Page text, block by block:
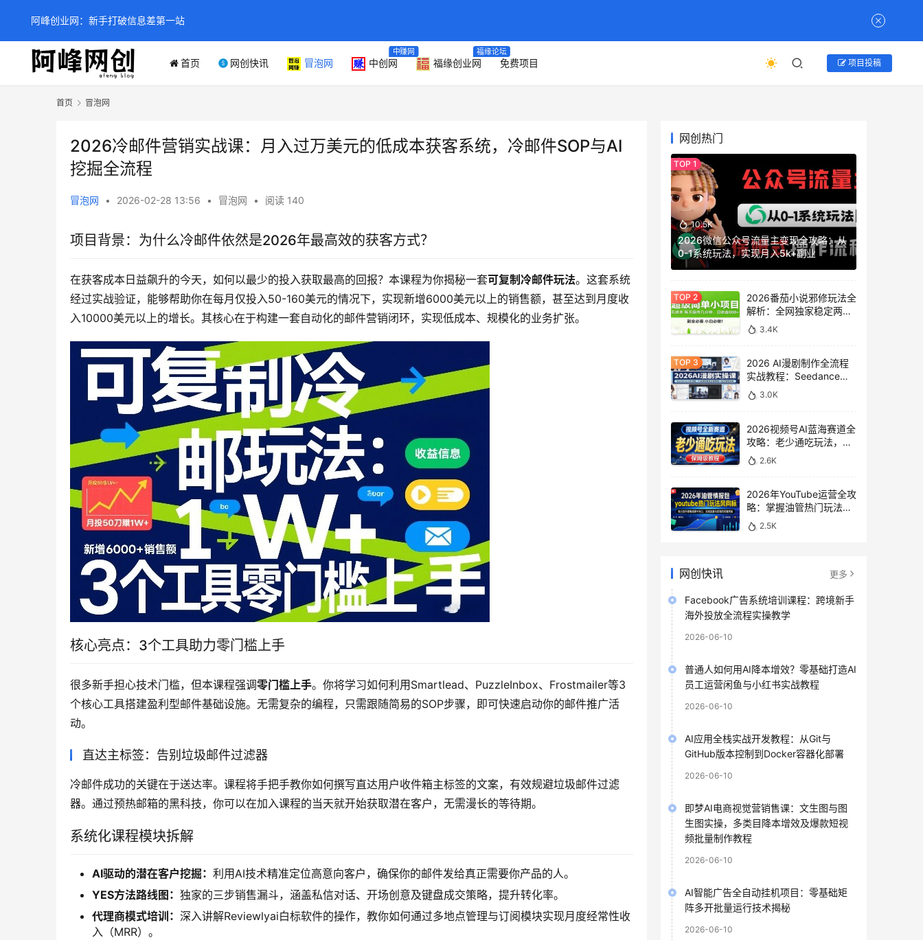
首页 网创快讯 冒泡网 中创网
中赚网
福缘创业网
福缘论坛
免费项目 项目投稿
首页 冒泡网
2026冷邮件营销实战课：月入过万美元的低成本获客系统，冷邮件SOP与AI
挖掘全流程
冒泡网 • 2026-02-28 13:56 • 冒泡网 • 阅读 140
项目背景：为什么冷邮件依然是2026年最高效的获客方式？
在获客成本日益飙升的今天，如何以最少的投入获取最高的回报？本课程为你揭秘一套可复制冷邮件玩法。这套系统
经过实战验证，能够帮助你在每月仅投入50-160美元的情况下，实现新增6000美元以上的销售额，甚至达到月度收
入10000美元以上的增长。其核心在于构建一套自动化的邮件营销闭环，实现低成本、规模化的业务扩张。
核心亮点：3个工具助力零门槛上手
很多新手担心技术门槛，但本课程强调零门槛上手。你将学习如何利用Smartlead、PuzzleInbox、Frostmailer等3
个核心工具搭建盈利型邮件基础设施。无需复杂的编程，只需跟随简易的SOP步骤，即可快速启动你的邮件推广活
动。
直达主标签：告别垃圾邮件过滤器
冷邮件成功的关键在于送达率。课程将手把手教你如何撰写直达用户收件箱主标签的文案，有效规避垃圾邮件过滤
器。通过预热邮箱的黑科技，你可以在加入课程的当天就开始获取潜在客户，无需漫长的等待期。
系统化课程模块拆解
AI驱动的潜在客户挖掘： 利用AI技术精准定位高意向客户，确保你的邮件发给真正需要你产品的人。
YES方法路线图： 独家的三步销售漏斗，涵盖私信对话、开场创意及键盘成交策略，提升转化率。
代理商模式培训： 深入讲解Reviewlyai白标软件的操作，教你如何通过多地点管理与订阅模块实现月度经常性收
入（MRR）。
网创热门
10.5K
2026微信公众号流量主变现全攻略：从
0-1系统玩法，实现月入5k+副业
2026番茄小说邪修玩法全
解析：全网独家稳定两年
老项目，助你日赚
500+稿费收益
3.4K
2026 AI漫剧制作全流程
实战教程：Seedance
2.0即梦视频生成与小说
授权教学
3.0K
2026视频号AI蓝海赛道全
攻略：老少通吃玩法，零
基础保姆级副业增收教程
2.6K
2026年YouTube运营全攻
略：掌握油管热门玩法风
向标，实现流量变现双重
突破
2.5K
网创快讯 更多
Facebook广告系统培训课程：跨境新手
海外投放全流程实操教学
2026-06-10
普通人如何用AI降本增效？零基础打造AI
员工运营闲鱼与小红书实战教程
2026-06-10
AI应用全栈实战开发教程：从Git与
GitHub版本控制到Docker容器化部署
2026-06-10
即梦AI电商视觉营销售课：文生图与图
生图实操，多类目降本增效及爆款短视
频批量制作教程
2026-06-10
AI智能广告全自动挂机项目：零基础矩
阵多开批量运行技术揭秘
2026-06-10
阿峰创业网：新手打破信息差第一站